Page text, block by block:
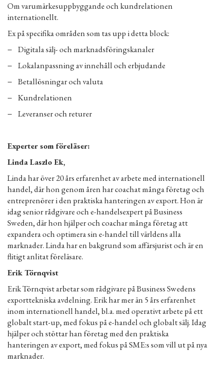
Om varumärkesuppbyggande och kundrelationen
internationellt.
Ex på specifika områden som tas upp i detta block:
− Digitala sälj- och marknadsföringskanaler
− Lokalanpassning av innehåll och erbjudande
− Betallösningar och valuta
− Kundrelationen
− Leveranser och returer
Experter som föreläser:
Linda Laszlo Ek,
Linda har över 20 års erfarenhet av arbete med internationell
handel, där hon genom åren har coachat många företag och
entreprenörer i den praktiska hanteringen av export. Hon är
idag senior rådgivare och e-handelsexpert på Business
Sweden, där hon hjälper och coachar många företag att
expandera och optimera sin e-handel till världens alla
marknader. Linda har en bakgrund som affärsjurist och är en
flitigt anlitat föreläsare.
Erik Törnqvist
Erik Törnqvist arbetar som rådgivare på Business Swedens
exporttekniska avdelning. Erik har mer än 5 års erfarenhet
inom internationell handel, bl.a. med operativt arbete på ett
globalt start-up, med fokus på e-handel och globalt sälj. Idag
hjälper och stöttar han företag med den praktiska
hanteringen av export, med fokus på SME:s som vill ut på nya
marknader.